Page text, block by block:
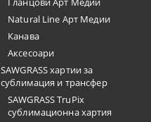
Natural Line Арт Медии
Канава
Аксесоари
SAWGRASS хартии за
сублимация и трансфер
SAWGRASS TruPix
сублимационна хартия